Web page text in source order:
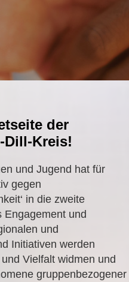
der
Dill-Kreis!
und Jugend hat für
gegen
in die zweite
Engagement und
und
Initiativen werden
Vielfalt widmen und
gruppenbezogener